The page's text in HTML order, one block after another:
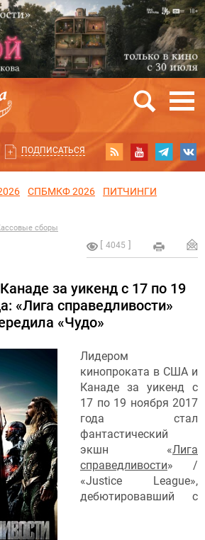
ПОДПИСАТЬСЯ
СПБМКФ 2026
ПИТЧИНГИ
сборы
4045
за уикенд с 17 по 19
«Лига справедливости»
«Чудо»
Лидером
кинопроката в США и
Канаде за уикенд с
17 по 19 ноября 2017
года стал
фантастический
экшн «Лига
справедливости» /
«Justice League»,
дебютировавший с